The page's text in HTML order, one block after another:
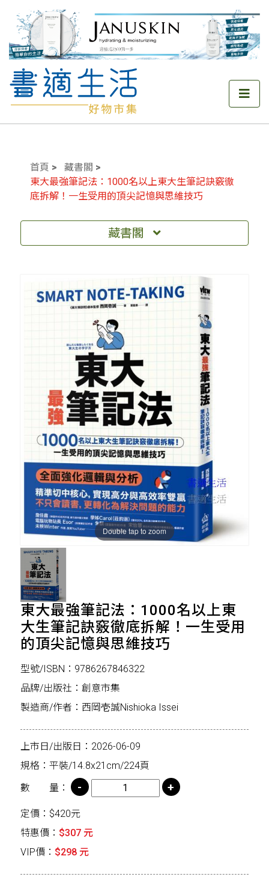
首頁
藏書閣
東大最強筆記法：1000名以上東大生筆記訣竅徹
底拆解！一生受用的頂尖記憶與思維技巧
藏書閣
Double tap to zoom
東大最強筆記法：1000名以上東
大生筆記訣竅徹底拆解！一生受用
的頂尖記憶與思維技巧
型號/ISBN：9786267846322
品牌/出版社：創意市集
製造商/作者：西岡壱誠Nishioka Issei
上市日/出版日：2026-06-09
規格：平裝/14.8x21cm/224頁
數 量：
定價：$420元
特惠價： $307 元
VIP價： $298 元